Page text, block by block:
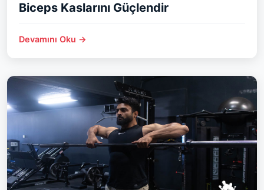
Biceps Kaslarını Güçlendir
Devamını Oku →